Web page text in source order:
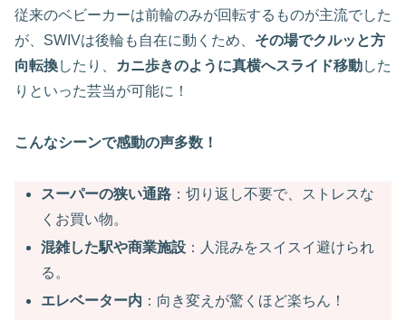
従来のベビーカーは前輪のみが回転するものが主流でした
が、SWIVは後輪も自在に動くため、 その場でクルッと方
向転換したり、 カニ歩きのように真横へスライド移動した
りといった芸当が可能に！
こんなシーンで感動の声多数！
スーパーの狭い通路 ：切り返し不要で、ストレスな
くお買い物。
混雑した駅や商業施設 ：人混みをスイスイ避けられ
る。
エレベーター内 ：向き変えが驚くほど楽ちん！